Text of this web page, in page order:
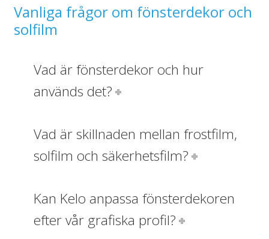
Vanliga frågor om fönsterdekor och
solfilm
Vad är fönsterdekor och hur
används det?
Vad är skillnaden mellan frostfilm,
solfilm och säkerhetsfilm?
Kan Kelo anpassa fönsterdekoren
efter vår grafiska profil?